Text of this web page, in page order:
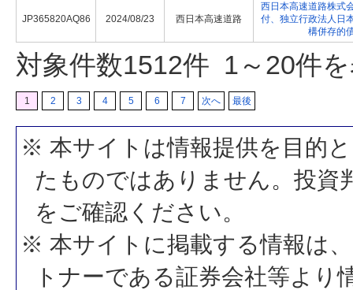
JP365820AQ86 2024/08/23 西日本高速道路
西日本高速道路株式
付、独立行政法人日
構併存的
対象件数1512件 1～20件
1 2 3 4 5 6 7 次へ 最後
※ 本サイトは情報提供を目的
たものではありません。投資
をご確認ください。
※ 本サイトに掲載する情報は
トナーである証券会社等よ